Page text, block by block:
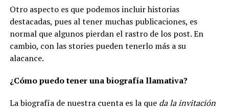
Otro aspecto es que podemos incluir historias
destacadas, pues al tener muchas publicaciones, es
normal que algunos pierdan el rastro de los post. En
cambio, con las stories pueden tenerlo más a su
alacance.
¿Cómo puedo tener una biografía llamativa?
La biografía de nuestra cuenta es la que da la invitación